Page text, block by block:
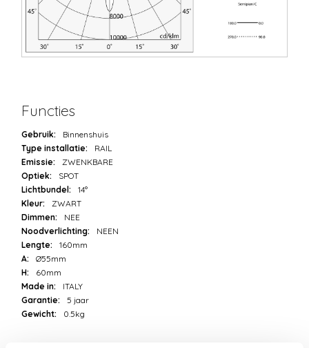
Functies
Gebruik:
Binnenshuis
Type installatie:
RAIL
Emissie:
ZWENKBARE
Optiek:
SPOT
Lichtbundel:
14°
Kleur:
ZWART
Dimmen:
NEE
Noodverlichting:
NEEN
Lengte:
160mm
A:
Ø55mm
H:
60mm
Made in:
ITALY
Garantie:
5 jaar
Gewicht:
0.5kg